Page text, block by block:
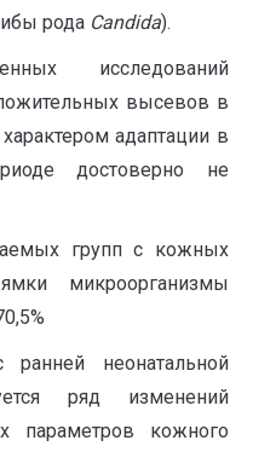
рода Candida).
исследований
высевов в
адаптации в
достоверно не
групп с кожных
микроорганизмы
неонатальной
ряд изменений
параметров кожного